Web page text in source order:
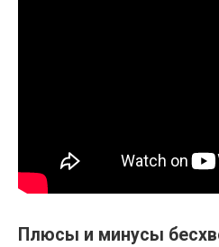
Плюсы и минусы